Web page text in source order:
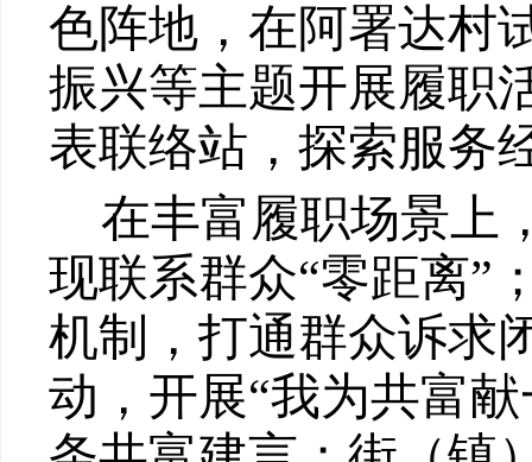
色阵地，在阿署达村
振兴等主题开展履职
表联络站，探索服务
在丰富履职场景上
现联系群众“零距离”
机制，打通群众诉求
动， 开展“我为共富